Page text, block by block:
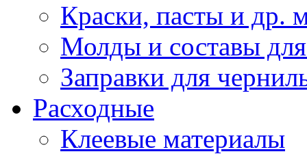
Краски, пасты и др.
Молды и составы
Заправки для
Расходные
Клеевые материалы